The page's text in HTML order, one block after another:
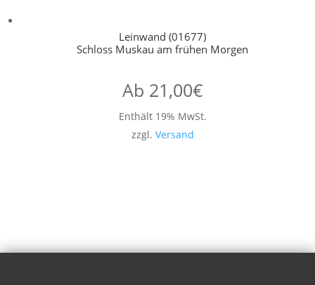
Leinwand (01677)
Schloss Muskau am frühen Morgen
Ab 21,00€
Enthält 19% MwSt.
zzgl. Versand